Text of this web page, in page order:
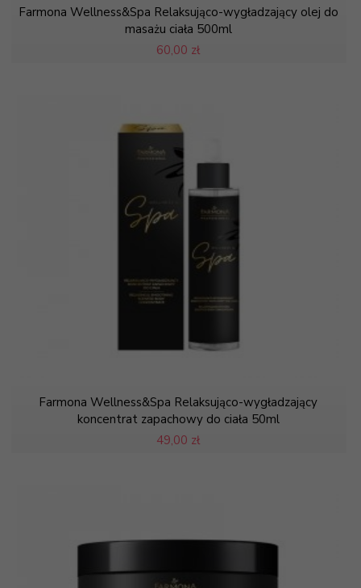
Farmona Wellness&Spa Relaksująco-wygładzający olej do
masażu ciała 500ml
60,00 zł
Farmona Wellness&Spa Relaksująco-wygładzający
koncentrat zapachowy do ciała 50ml
49,00 zł